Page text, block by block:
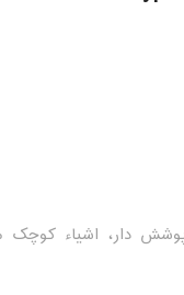
دار، اشیاء